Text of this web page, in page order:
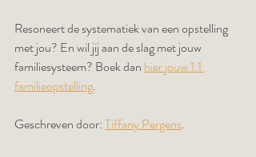
Resoneert de systematiek van een opstelling
met jou? En wil jij aan de slag met jouw
familiesysteem? Boek dan hier jouw 1:1
familieopstelling.
Geschreven door: Tiffany Pergens.